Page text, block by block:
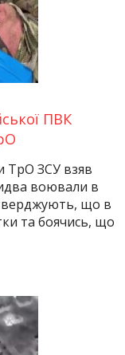
ПВК
ТрО ЗСУ взяв
воювали в
що в
та боячись, що